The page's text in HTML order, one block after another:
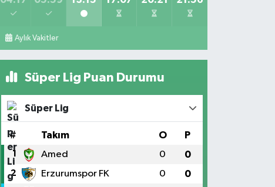
Aylık Vakitler
Süper Lig Puan Durumu
Süper Lig
# Takım O P
1 Amed 0 0
2 Erzurumspor FK 0 0